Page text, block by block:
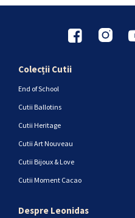
Colecții Cutii
End of School
Cutii Ballotins
Cutii Heritage
Cutii Art Nouveau
Cutii Bijoux & Love
Cutii Moment Cacao
Despre Leonidas